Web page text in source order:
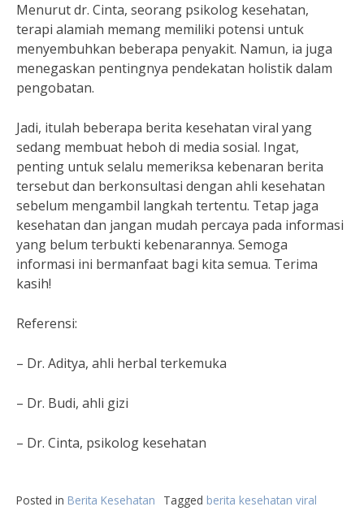
Menurut dr. Cinta, seorang psikolog kesehatan,
terapi alamiah memang memiliki potensi untuk
menyembuhkan beberapa penyakit. Namun, ia juga
menegaskan pentingnya pendekatan holistik dalam
pengobatan.
Jadi, itulah beberapa berita kesehatan viral yang
sedang membuat heboh di media sosial. Ingat,
penting untuk selalu memeriksa kebenaran berita
tersebut dan berkonsultasi dengan ahli kesehatan
sebelum mengambil langkah tertentu. Tetap jaga
kesehatan dan jangan mudah percaya pada informasi
yang belum terbukti kebenarannya. Semoga
informasi ini bermanfaat bagi kita semua. Terima
kasih!
Referensi:
– Dr. Aditya, ahli herbal terkemuka
– Dr. Budi, ahli gizi
– Dr. Cinta, psikolog kesehatan
Posted in Berita Kesehatan Tagged berita kesehatan viral